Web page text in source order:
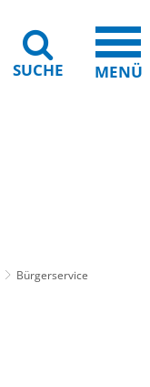
SUCHE MENÜ
Bürgerservice